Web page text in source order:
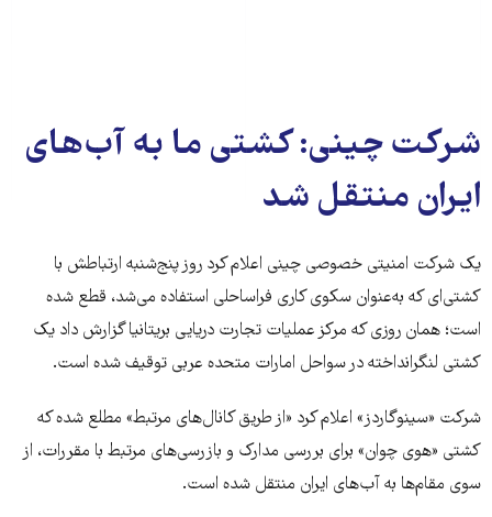
شرکت چینی: کشتی ما به آب‌های
ایران منتقل شد
یک شرکت امنیتی خصوصی چینی اعلام کرد روز پنج‌شنبه ارتباطش با
کشتی‌ای که به‌عنوان سکوی کاری فراساحلی استفاده می‌شد، قطع شده
است؛ همان روزی که مرکز عملیات تجارت دریایی بریتانیا گزارش داد یک
کشتی لنگرانداخته در سواحل امارات متحده عربی توقیف شده است.
شرکت «سینوگاردز» اعلام کرد «از طریق کانال‌های مرتبط» مطلع شده که
کشتی «هوی چوان» برای بررسی مدارک و بازرسی‌های مرتبط با مقررات، از
سوی مقام‌ها به آب‌های ایران منتقل شده است.